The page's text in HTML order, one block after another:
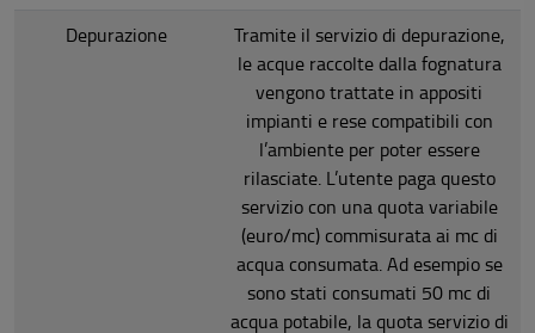
Depurazione
Tramite il servizio di depurazione,
le acque raccolte dalla fognatura
vengono trattate in appositi
impianti e rese compatibili con
l’ambiente per poter essere
rilasciate. L’utente paga questo
servizio con una quota variabile
(euro/mc) commisurata ai mc di
acqua consumata. Ad esempio se
sono stati consumati 50 mc di
acqua potabile, la quota servizio di